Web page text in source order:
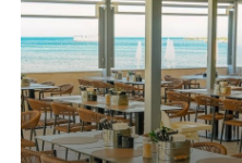
Pub
&
Restaurant
u
sklopu
Zaton